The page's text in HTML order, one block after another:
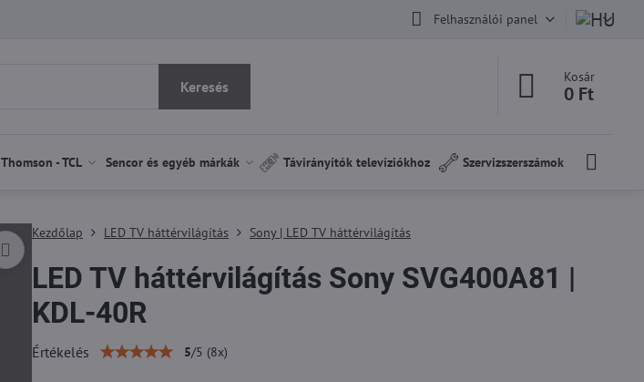
Felhasználói panel
Keresés
Kosár
0 Ft
Thomson - TCL Sencor és egyéb márkák Távirányítók televíziókhoz Szervizszerszámok
Kezdőlap LED TV háttérvilágítás Sony | LED TV háttérvilágítás
LED TV háttérvilágítás Sony SVG400A81 |
KDL-40R
Értékelés 5/5 (8x)